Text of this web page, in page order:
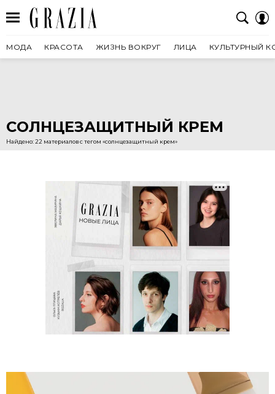
МОДА КРАСОТА ЖИЗНЬ ВОКРУГ ЛИЦА КУЛЬТУРНЫЙ
СОЛНЦЕЗАЩИТНЫЙ КРЕМ
Найдено: 22 материалов с тегом «солнцезащитный крем»